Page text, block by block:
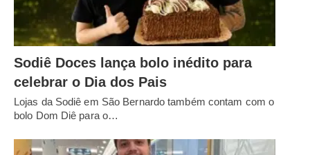
Sodiê Doces lança bolo inédito para
celebrar o Dia dos Pais
Lojas da Sodiê em São Bernardo também contam com o
bolo Dom Diê para o…